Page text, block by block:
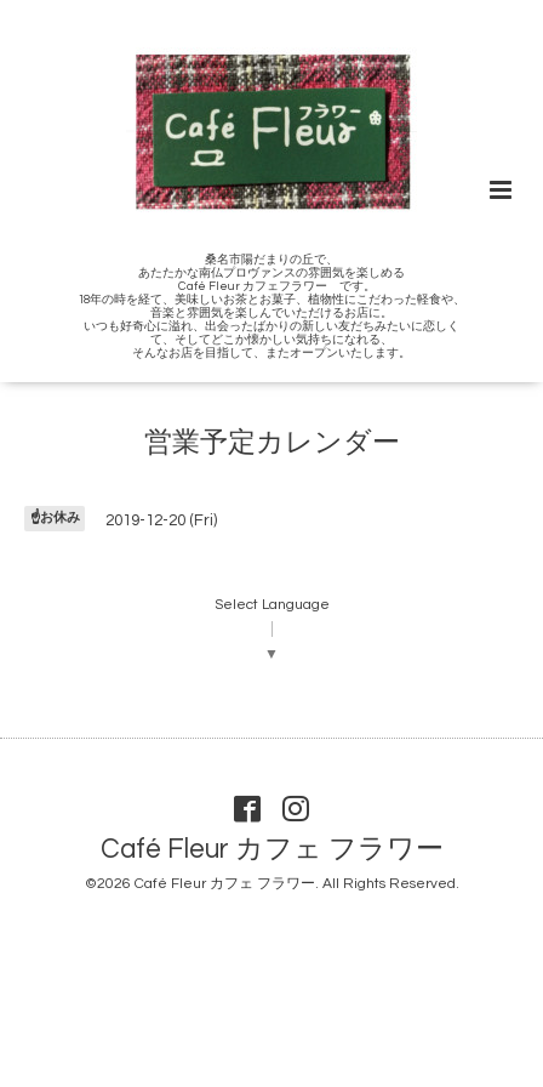
桑名市陽だまりの丘で、
あたたかな南仏プロヴァンスの雰囲気を楽しめる
Café Fleur カフェフラワー です。
18年の時を経て、美味しいお茶とお菓子、植物性にこだわった軽食や、
音楽と雰囲気を楽しんでいただけるお店に。
いつも好奇心に溢れ、出会ったばかりの新しい友だちみたいに恋しく
て、そしてどこか懐かしい気持ちになれる、
そんなお店を目指して、またオープンいたします。
営業予定カレンダー
☝️お休み 2019-12-20 (Fri)
Select Language
▼
Café Fleur カフェ フラワー
©2026 Café Fleur カフェ フラワー. All Rights Reserved.